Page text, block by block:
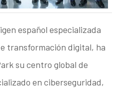
español especializada
transformación digital, ha
su centro global de
en ciberseguridad,